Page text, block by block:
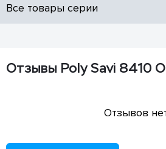
Все товары серии
Отзывы Poly Savi 8410
Отзывов